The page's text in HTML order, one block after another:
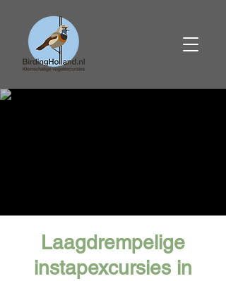
Laagdrempelige
instapexcursies in